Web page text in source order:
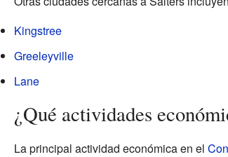
Kingstree
Greeleyville
Lane
¿Qué actividades
La principal actividad económica en el